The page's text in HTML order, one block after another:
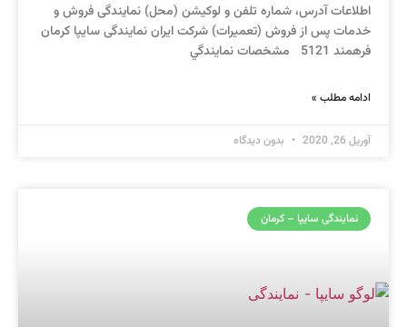
اطلاعات آدرس، شماره تلفن و لوکیشن (محل) نمایندگی فروش و
خدمات پس از فروش (تعمیرات) شرکت ایران نمایندگی سایپا کرمان
فرهمند 5121 مشخصات نمايندگي
ادامه مطلب »
آوریل 26, 2020 بدون دیدگاه
نمایندگی سایپا – کرمان